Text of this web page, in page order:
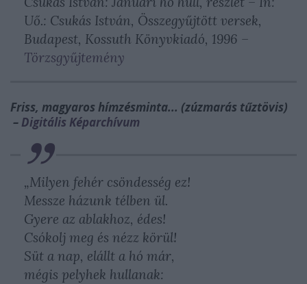
Uő.: Csukás István, Összegyűjtött versek,
Budapest, Kossuth Könyvkiadó, 1996 –
Törzsgyűjtemény
Friss, magyaros hímzésminta... (zúzmarás tűztövis)
– Digitális Képarchívum
„Milyen fehér csöndesség ez!
Messze házunk télben ül.
Gyere az ablakhoz, édes!
Csókolj meg és nézz körül!
Süt a nap, elállt a hó már,
mégis pelyhek hullanak: